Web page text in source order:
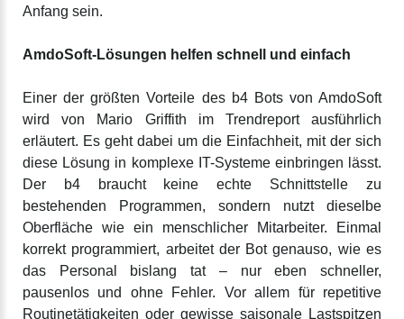
Anfang sein.
AmdoSoft-Lösungen helfen schnell und einfach
Einer der größten Vorteile des b4 Bots von AmdoSoft
wird von Mario Griffith im Trendreport ausführlich
erläutert. Es geht dabei um die Einfachheit, mit der sich
diese Lösung in komplexe IT-Systeme einbringen lässt.
Der b4 braucht keine echte Schnittstelle zu
bestehenden Programmen, sondern nutzt dieselbe
Oberfläche wie ein menschlicher Mitarbeiter. Einmal
korrekt programmiert, arbeitet der Bot genauso, wie es
das Personal bislang tat – nur eben schneller,
pausenlos und ohne Fehler. Vor allem für repetitive
Routinetätigkeiten oder gewisse saisonale Lastspitzen